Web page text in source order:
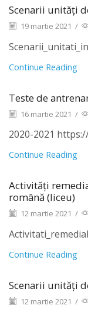
Scenarii unități
19 martie 2021 /
Continue Reading
Teste de
16 martie 2021 /
2020-2021
Continue Reading
Activități
română (liceu)
12 martie 2021 /
Continue Reading
Scenarii unități
12 martie 2021 /